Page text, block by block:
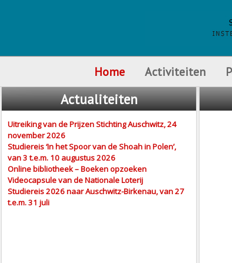
Home Activiteiten
Actualiteiten
Uitreiking van de Prijzen Stichting Auschwitz, 24
november 2026
Studiereis ‘In het Spoor van de Shoah in Polen’,
van 3 t.e.m. 10 augustus 2026
Online bibliotheek – Boeken opzoeken
Videocapsule van de Nationale Loterij
Studiereis 2026 naar Auschwitz-Birkenau, van 27
t.e.m. 31 juli